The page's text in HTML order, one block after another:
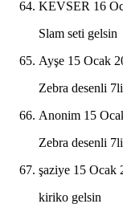
KEVSER 16
Slam seti gelsin
Ayşe 15 Ocak
Zebra desenli
Anonim 15
Zebra desenli
şaziye 15 Ocak
kiriko gelsin